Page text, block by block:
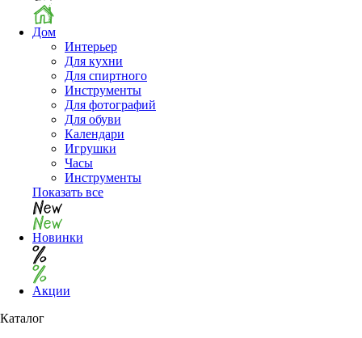
Дом
Интерьер
Для кухни
Для спиртного
Инструменты
Для фотографий
Для обуви
Календари
Игрушки
Часы
Инструменты
Показать все
Новинки
Акции
Каталог